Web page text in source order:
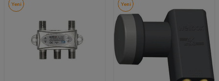
Yeni Yeni